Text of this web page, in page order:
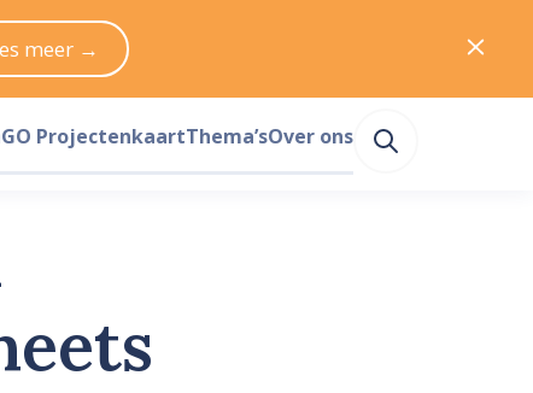
meer →
GO ProjectenkaartThema’sOver ons